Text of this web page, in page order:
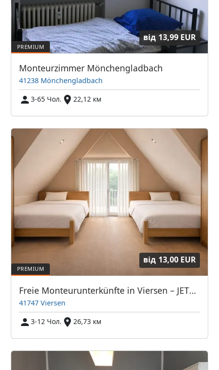
від 13,99 EUR
Monteurzimmer Mönchengladbach
41238 Mönchengladbach
3-65 Чол.
22,12 км
від 13,00 EUR
Freie Monteurunterkünfte in Viersen – JETZT anrufen! Wir sprechen auch Polnisch
41747 Viersen
3-12 Чол.
26,73 км